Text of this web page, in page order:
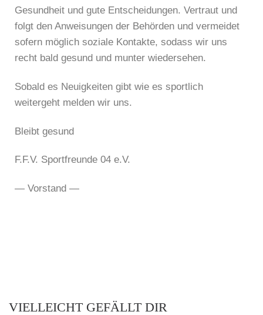
Gesundheit und gute Entscheidungen. Vertraut und
folgt den Anweisungen der Behörden und vermeidet
sofern möglich soziale Kontakte, sodass wir uns
recht bald gesund und munter wiedersehen.
Sobald es Neuigkeiten gibt wie es sportlich
weitergeht melden wir uns.
Bleibt gesund
F.F.V. Sportfreunde 04 e.V.
— Vorstand —
VIELLEICHT GEFÄLLT DIR